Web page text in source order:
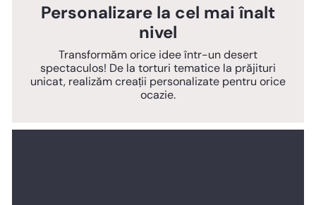
Personalizare la cel mai înalt
nivel
Transformăm orice idee într-un desert
spectaculos! De la torturi tematice la prăjituri
unicat, realizăm creații personalizate pentru orice
ocazie.